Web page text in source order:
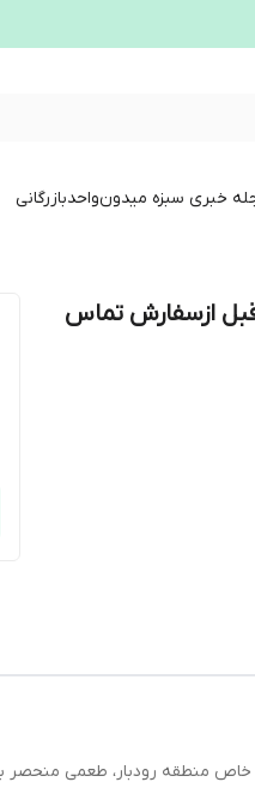
خبری سبزه میدونواحدبازرگانی
{قبل ازسفارش تماس
خاص منطقه رودبار، طعمی منحصر